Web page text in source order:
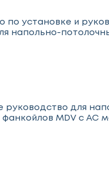
по установке и
напольно-
руководство для
фанкойлов MDV с AC